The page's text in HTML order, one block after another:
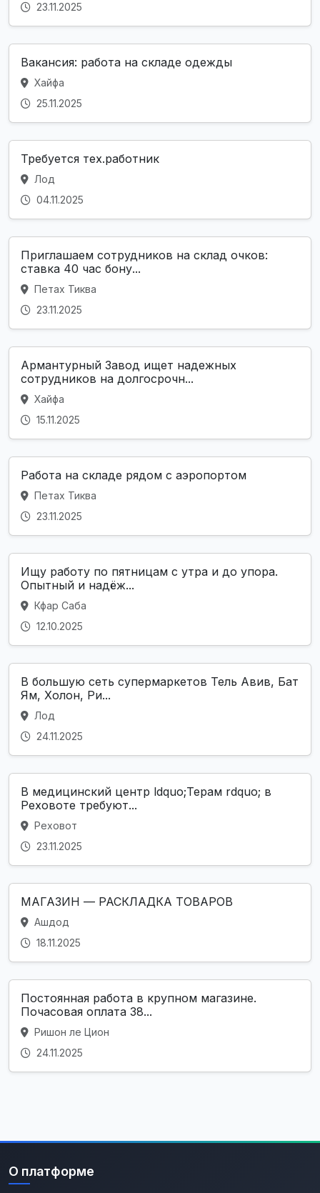
23.11.2025
Вакансия: работа на складе одежды
Хайфа
25.11.2025
Требуется тех.работник
Лод
04.11.2025
Приглашаем сотрудников на склад очков:
ставка 40 час бону...
Петах Тиква
23.11.2025
Армантурный Завод ищет надежных
сотрудников на долгосрочн...
Хайфа
15.11.2025
Работа на складе рядом с аэропортом
Петах Тиква
23.11.2025
Ищу работу по пятницам с утра и до упора.
Опытный и надёж...
Кфар Саба
12.10.2025
В большую сеть супермаркетов Тель Авив, Бат
Ям, Холон, Ри...
Лод
24.11.2025
В медицинский центр ldquo;Терам rdquo; в
Реховоте требуют...
Реховот
23.11.2025
МАГАЗИН — РАСКЛАДКА ТОВАРОВ
Ашдод
18.11.2025
Постоянная работа в крупном магазине.
Почасовая оплата 38...
Ришон ле Цион
24.11.2025
О платформе